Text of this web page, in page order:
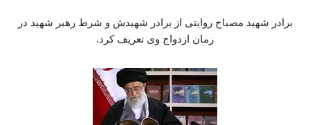
برادر شهید مصباح روایتی از برادر شهیدش و شرط رهبر شهید در
زمان ازدواج وی تعریف کرد.